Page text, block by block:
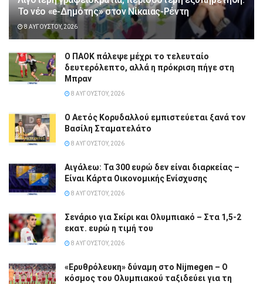
Το νέο «e-Δημότης» στον Νίκαιας-Ρέντη
8 ΑΥΓΟΎΣΤΟΥ, 2026
Ο ΠΑΟΚ πάλεψε μέχρι το τελευταίο
δευτερόλεπτο, αλλά η πρόκριση πήγε στη
Μπραν
8 ΑΥΓΟΎΣΤΟΥ, 2026
Ο Αετός Κορυδαλλού εμπιστεύεται ξανά τον
Βασίλη Σταματελάτο
8 ΑΥΓΟΎΣΤΟΥ, 2026
Αιγάλεω: Τα 300 ευρώ δεν είναι διαρκείας –
Είναι Κάρτα Οικονομικής Ενίσχυσης
8 ΑΥΓΟΎΣΤΟΥ, 2026
Σενάριο για Σκίρι και Ολυμπιακό – Στα 1,5-2
εκατ. ευρώ η τιμή του
8 ΑΥΓΟΎΣΤΟΥ, 2026
«Ερυθρόλευκη» δύναμη στο Nijmegen – Ο
κόσμος του Ολυμπιακού ταξιδεύει για τη